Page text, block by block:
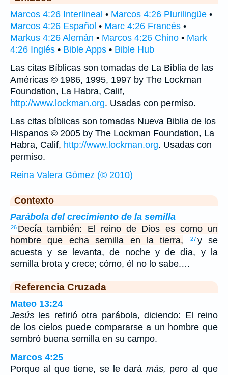
Marcos 4:26 Interlineal • Marcos 4:26 Plurilingüe •
Marcos 4:26 Español • Marc 4:26 Francés •
Markus 4:26 Alemán • Marcos 4:26 Chino • Mark
4:26 Inglés • Bible Apps • Bible Hub
Las citas Bíblicas son tomadas de La Biblia de las
Américas © 1986, 1995, 1997 by The Lockman
Foundation, La Habra, Calif,
http://www.lockman.org. Usadas con permiso.
Las citas bíblicas son tomadas Nueva Biblia de los
Hispanos © 2005 by The Lockman Foundation, La
Habra, Calif, http://www.lockman.org. Usadas con
permiso.
Reina Valera Gómez (© 2010)
Contexto
Parábola del crecimiento de la semilla
26 Decía también: El reino de Dios es como un
hombre que echa semilla en la tierra,
27y se
acuesta y se levanta, de noche y de día, y la
semilla brota y crece; cómo, él no lo sabe.…
Referencia Cruzada
Mateo 13:24
Jesús les refirió otra parábola, diciendo: El reino
de los cielos puede compararse a un hombre que
sembró buena semilla en su campo.
Marcos 4:25
Porque al que tiene, se le dará más, pero al que